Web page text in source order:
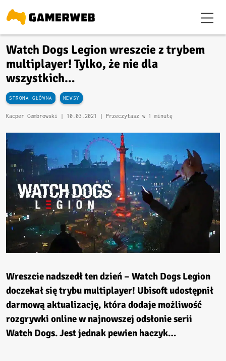
Watch Dogs Legion wreszcie z trybem
multiplayer! Tylko, że nie dla
wszystkich…
STRONA GŁÓWNA - NEWSY
Kacper Cembrowski | 10.03.2021 | Przeczytasz w 1 minutę
Wreszcie nadszedł ten dzień – Watch Dogs Legion
doczekał się trybu multiplayer! Ubisoft udostępnił
darmową aktualizację, która dodaje możliwość
rozgrywki online w najnowszej odsłonie serii
Watch Dogs. Jest jednak pewien haczyk…